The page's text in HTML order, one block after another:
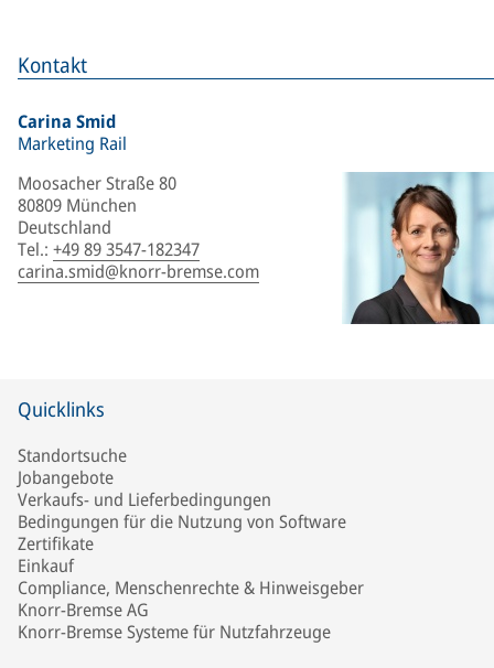
Kontakt
Carina Smid
Marketing Rail
Moosacher Straße 80
80809 München
Deutschland
Tel.: +49 89 3547-182347
carina.smid@knorr-bremse.com
Quicklinks
Standortsuche
Jobangebote
Verkaufs- und Lieferbedingungen
Bedingungen für die Nutzung von Software
Zertifikate
Einkauf
Compliance, Menschenrechte & Hinweisgeber
Knorr-Bremse AG
Knorr-Bremse Systeme für Nutzfahrzeuge